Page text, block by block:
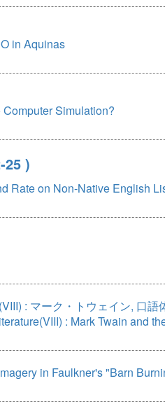
in Aquinas
Simulation?
25 )
Rate on Non-Native English
: マーク・トウェイン, 口語
: Mark Twain and
in Faulkner's "Barn